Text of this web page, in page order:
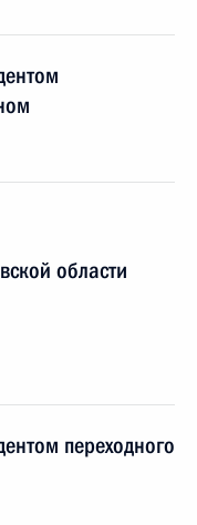
области
переходного